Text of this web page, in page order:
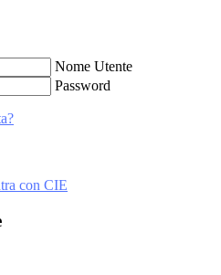
Nome Utente
Password
con CIE